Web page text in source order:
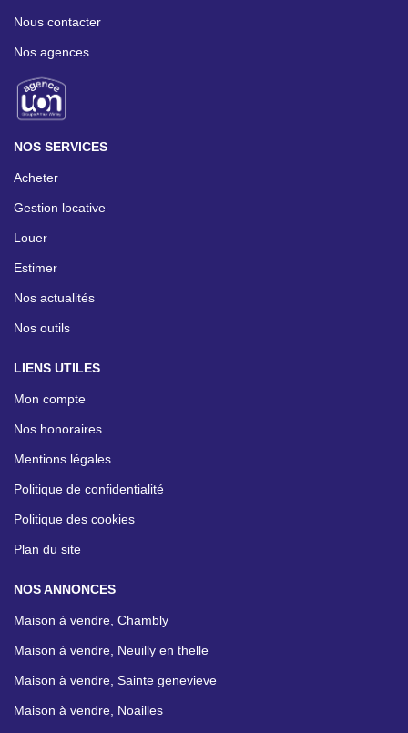
Nous contacter
Nos agences
NOS SERVICES
Acheter
Gestion locative
Louer
Estimer
Nos actualités
Nos outils
LIENS UTILES
Mon compte
Nos honoraires
Mentions légales
Politique de confidentialité
Politique des cookies
Plan du site
NOS ANNONCES
Maison à vendre, Chambly
Maison à vendre, Neuilly en thelle
Maison à vendre, Sainte genevieve
Maison à vendre, Noailles